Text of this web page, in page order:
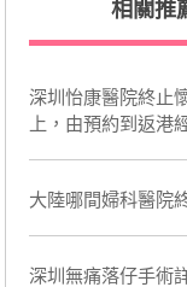
相關推
深圳怡康醫院終止
上，由預約到返港
大陸哪間婦科醫院
深圳無痛落仔手術